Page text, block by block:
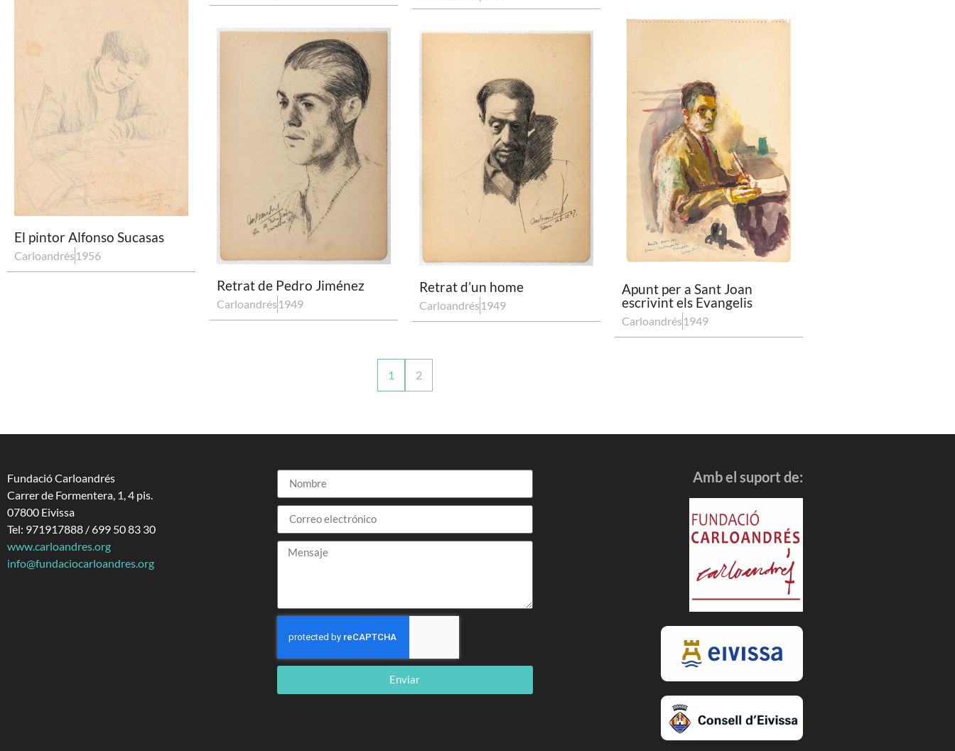
El pintor Alfonso Sucasas
Carloandrés 1956
Apunt per a Sant Joan
escrivint els Evangelis
Carloandrés 1949
Retrat de Pedro Jiménez
Carloandrés 1949
Retrat d’un home
Carloandrés 1949
1 2
Fundació Carloandrés
Carrer de Formentera, 1, 4 pis.
07800 Eivissa
Tel: 971917888 / 699 50 83 30
www.carloandres.org
info@fundaciocarloandres.org
Enviar
Amb el suport de: